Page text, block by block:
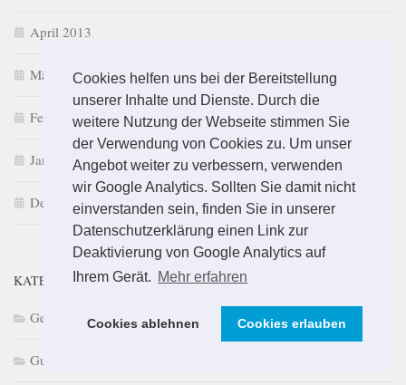
Cookies helfen uns bei der Bereitstellung
unserer Inhalte und Dienste. Durch die
weitere Nutzung der Webseite stimmen Sie
der Verwendung von Cookies zu. Um unser
Angebot weiter zu verbessern, verwenden
wir Google Analytics. Sollten Sie damit nicht
einverstanden sein, finden Sie in unserer
Datenschutzerklärung einen Link zur
Deaktivierung von Google Analytics auf
Ihrem Gerät. Mehr erfahren
Cookies ablehnen Cookies erlauben
April 2013
März 2013
Februar 2013
Januar 2013
Dezember 2012
KATEGORIEN
Gesundheit
Gut gedichtet